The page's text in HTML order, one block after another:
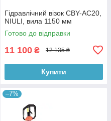
Гідравлічний візок CBY-AC20,
NIULI, вила 1150 мм
Готово до відправки
11 100 ₴ 12 135 ₴
Купити
–7%